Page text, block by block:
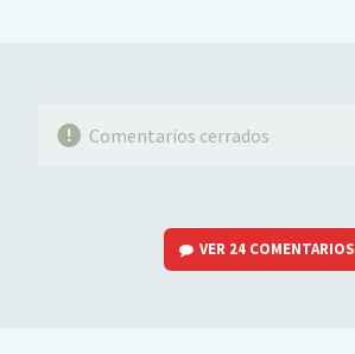
Comentarios cerrados
VER 24 COMENTARIOS